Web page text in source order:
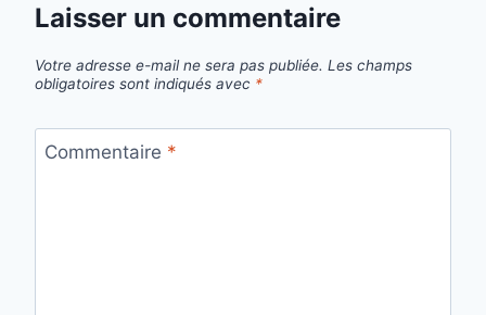
Laisser un commentaire
Votre adresse e-mail ne sera pas publiée. Les champs
obligatoires sont indiqués avec *
Commentaire *